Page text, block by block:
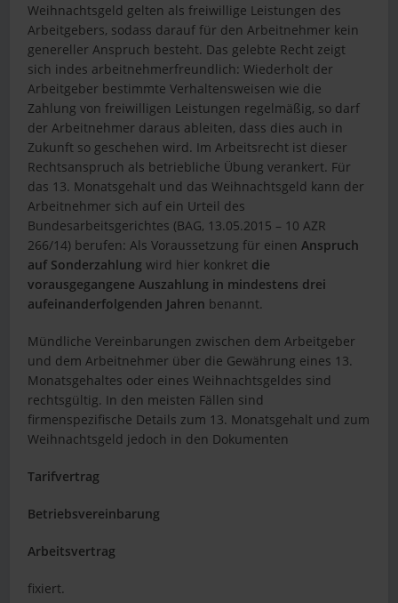
Weihnachtsgeld gelten als freiwillige Leistungen des
Arbeitgebers, sodass darauf für den Arbeitnehmer kein
genereller Anspruch besteht. Das gelebte Recht zeigt
sich indes arbeitnehmerfreundlich: Wiederholt der
Arbeitgeber bestimmte Verhaltensweisen wie die
Zahlung von freiwilligen Leistungen regelmäßig, so darf
der Arbeitnehmer daraus ableiten, dass dies auch in
Zukunft so geschehen wird. Im Arbeitsrecht ist dieser
Rechtsanspruch als betriebliche Übung verankert. Für
das 13. Monatsgehalt und das Weihnachtsgeld kann der
Arbeitnehmer sich auf ein Urteil des
Bundesarbeitsgerichtes (BAG, 13.05.2015 – 10 AZR
266/14) berufen: Als Voraussetzung für einen Anspruch
auf Sonderzahlung wird hier konkret die
vorausgegangene Auszahlung in mindestens drei
aufeinanderfolgenden Jahren benannt.
Mündliche Vereinbarungen zwischen dem Arbeitgeber
und dem Arbeitnehmer über die Gewährung eines 13.
Monatsgehaltes oder eines Weihnachtsgeldes sind
rechtsgültig. In den meisten Fällen sind
firmenspezifische Details zum 13. Monatsgehalt und zum
Weihnachtsgeld jedoch in den Dokumenten
Tarifvertrag
Betriebsvereinbarung
Arbeitsvertrag
fixiert.